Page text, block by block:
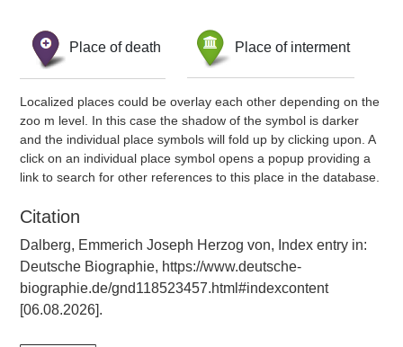
Place of death Place of interment
Localized places could be overlay each other depending on the
zoo m level. In this case the shadow of the symbol is darker
and the individual place symbols will fold up by clicking upon. A
click on an individual place symbol opens a popup providing a
link to search for other references to this place in the database.
Citation
Dalberg, Emmerich Joseph Herzog von, Index entry in:
Deutsche Biographie, https://www.deutsche-
biographie.de/gnd118523457.html#indexcontent
[06.08.2026].